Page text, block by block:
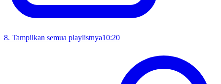
8. Tampilkan semua playlistnya10:20